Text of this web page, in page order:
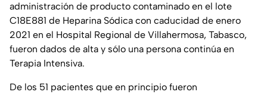
administración de producto contaminado en el lote
C18E881 de Heparina Sódica con caducidad de enero
2021 en el Hospital Regional de Villahermosa, Tabasco,
fueron dados de alta y sólo una persona continúa en
Terapia Intensiva.
De los 51 pacientes que en principio fueron